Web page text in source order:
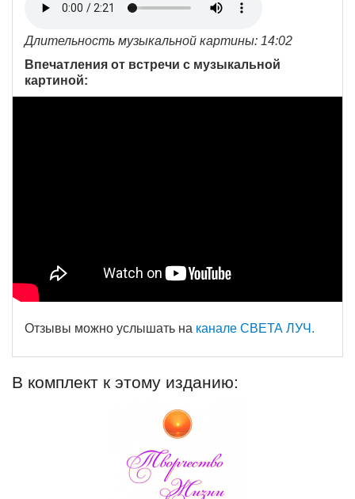
Длительность музыкальной картины: 14:02
Впечатления от встречи с музыкальной
картиной:
Отзывы можно услышать на канале СВЕТА ЛУЧ.
В комплект к этому изданию: